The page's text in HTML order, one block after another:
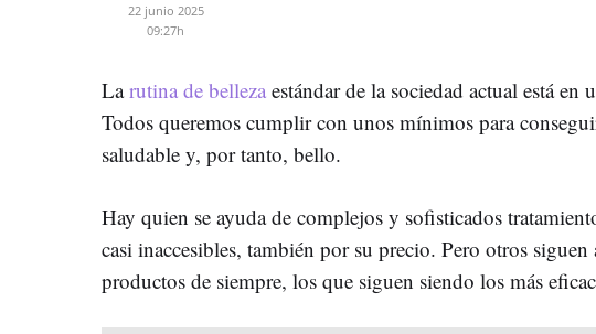
22 junio 2025
09:27h
Larutina de belleza estándar de la sociedad actual está
Todos queremos cumplir con unos mínimos para
saludable y, por tanto, bello.
Hay quien se ayuda de complejos y sofisticados
casi inaccesibles, también por su precio. Pero otros
productos de siempre, los que siguen siendo los más